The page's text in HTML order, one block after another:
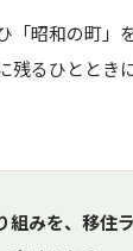
「昭和の町」
残るひととき
組みを、移住